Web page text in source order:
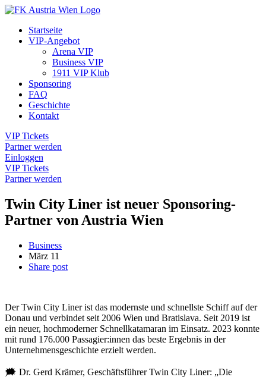
Startseite
VIP-Angebot
Arena VIP
Business VIP
1911 VIP Klub
Sponsoring
FAQ
Geschichte
Kontakt
VIP Tickets
Partner werden
Einloggen
VIP Tickets
Partner werden
Twin City Liner ist neuer Sponsoring-
Partner von Austria Wien
Business
März 11
Share post
Der Twin City Liner ist das modernste und schnellste Schiff auf der
Donau und verbindet seit 2006 Wien und Bratislava. Seit 2019 ist
ein neuer, hochmoderner Schnellkatamaran im Einsatz. 2023 konnte
mit rund 176.000 Passagier:innen das beste Ergebnis in der
Unternehmensgeschichte erzielt werden.
🗯 Dr. Gerd Krämer, Geschäftsführer Twin City Liner: „Die